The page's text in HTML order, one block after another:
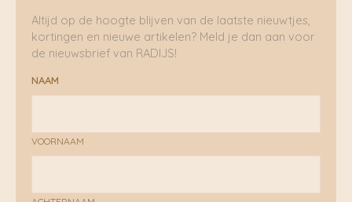
Altijd op de hoogte blijven van de laatste nieuwtjes,
kortingen en nieuwe artikelen? Meld je dan aan voor
de nieuwsbrief van RADIJS!
NAAM
VOORNAAM